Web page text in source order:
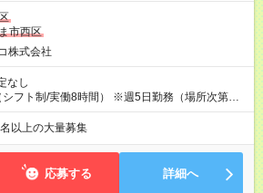
働 月
モデルイメージ＞ ■月収50万
東区在住)※元建築関係 1日150個配達×25日勤務
市西区
株式会社
なし
フト制/実働8時間） ※週5日勤務（場所次第で
※配達状況によって時間外での勤務可能性有り ※
の前後あり ※配達が完了次第、帰社OKです
以上の大量募集
応募する 詳細へ